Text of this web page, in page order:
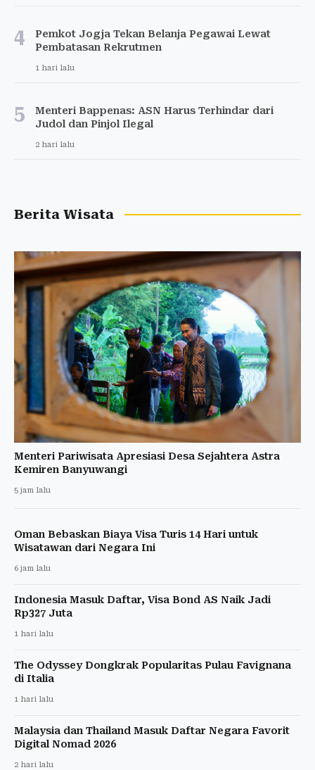
4
Pemkot Jogja Tekan Belanja Pegawai Lewat
Pembatasan Rekrutmen
1 hari lalu
5
Menteri Bappenas: ASN Harus Terhindar dari
Judol dan Pinjol Ilegal
2 hari lalu
Berita Wisata
Menteri Pariwisata Apresiasi Desa Sejahtera Astra
Kemiren Banyuwangi
5 jam lalu
Oman Bebaskan Biaya Visa Turis 14 Hari untuk
Wisatawan dari Negara Ini
6 jam lalu
Indonesia Masuk Daftar, Visa Bond AS Naik Jadi
Rp327 Juta
1 hari lalu
The Odyssey Dongkrak Popularitas Pulau Favignana
di Italia
1 hari lalu
Malaysia dan Thailand Masuk Daftar Negara Favorit
Digital Nomad 2026
2 hari lalu